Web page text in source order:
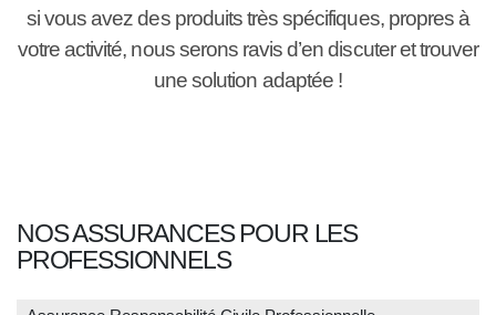
si vous avez des produits très spécifiques, propres à
votre activité, nous serons ravis d’en discuter et trouver
une solution adaptée !
NOS ASSURANCES POUR LES
PROFESSIONNELS